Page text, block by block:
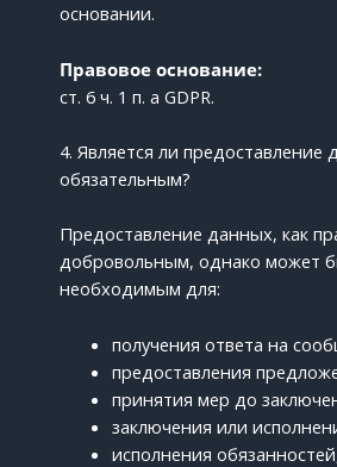
основании.
Правовое основание:
ст. 6 ч. 1 п. a GDPR.
4. Является ли предоставление
обязательным?
Предоставление данных, как
добровольным, однако может
необходимым для:
получения ответа на
предоставления
принятия мер до
заключения или
исполнения